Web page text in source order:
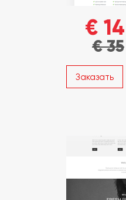
€ 14
€ 35
Заказать